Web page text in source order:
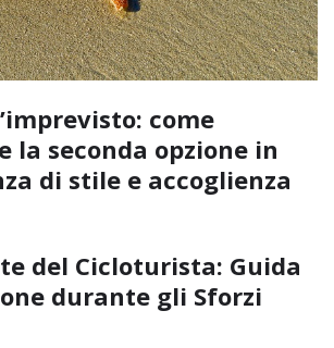
come
la seconda opzione in
di stile e accoglienza
del Cicloturista: Guida
durante gli Sforzi